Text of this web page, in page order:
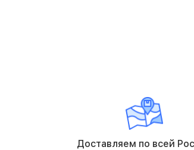
Доставляем по всей